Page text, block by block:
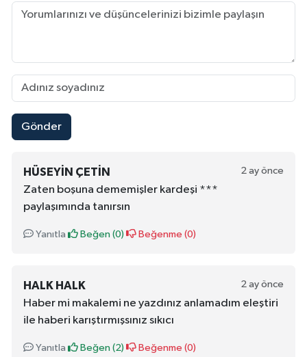
Gönder
HÜSEYIN ÇETIN 2 ay önce
Zaten boşuna dememişler kardeşi ***
paylaşımında tanırsın
Yanıtla Beğen (0) Beğenme (0)
HALK HALK 2 ay önce
Haber mi makalemi ne yazdınız anlamadım eleştiri
ile haberi karıştırmışsınız sıkıcı
Yanıtla Beğen (2) Beğenme (0)